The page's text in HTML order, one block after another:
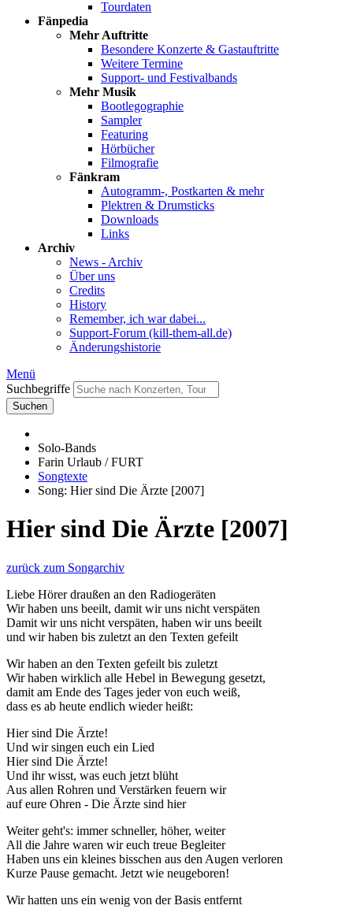
Tourdaten
Fänpedia
Mehr Auftritte
Besondere Konzerte & Gastauftritte
Weitere Termine
Support- und Festivalbands
Mehr Musik
Bootlegographie
Sampler
Featuring
Hörbücher
Filmografie
Fänkram
Autogramm-, Postkarten & mehr
Plektren & Drumsticks
Downloads
Links
Archiv
News - Archiv
Über uns
Credits
History
Remember, ich war dabei...
Support-Forum (kill-them-all.de)
Änderungshistorie
Menü
Suchbegriffe
Suchen
Solo-Bands
Farin Urlaub / FURT
Songtexte
Song: Hier sind Die Ärzte [2007]
Hier sind Die Ärzte [2007]
zurück zum Songarchiv
Liebe Hörer draußen an den Radiogeräten
Wir haben uns beeilt, damit wir uns nicht verspäten
Damit wir uns nicht verspäten, haben wir uns beeilt
und wir haben bis zuletzt an den Texten gefeilt
Wir haben an den Texten gefeilt bis zuletzt
Wir haben wirklich alle Hebel in Bewegung gesetzt,
damit am Ende des Tages jeder von euch weiß,
dass es ab heute endlich wieder heißt:
Hier sind Die Ärzte!
Und wir singen euch ein Lied
Hier sind Die Ärzte!
Und ihr wisst, was euch jetzt blüht
Aus allen Rohren und Verstärken feuern wir
auf eure Ohren - Die Ärzte sind hier
Weiter geht's: immer schneller, höher, weiter
All die Jahre waren wir euch treue Begleiter
Haben uns ein kleines bisschen aus den Augen verloren
Kurze Pause gemacht. Jetzt wie neugeboren!
Wir hatten uns ein wenig von der Basis entfernt